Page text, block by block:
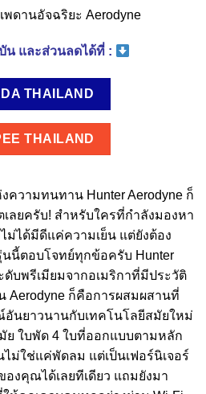
น และส่วนลดได้ที่ :
THAILAND
THAILAND
ความทนทาน Hunter Aerodyne ก็
ลยครับ! สำหรับใครที่กำลังมองหา
ม่ได้มีดีแค่ความเย็น แต่ยังต้อง
นี้ตอบโจทย์ทุกข้อครับ Hunter
บพรีเมียมจากอเมริกาที่มีประวัติ
Aerodyne ก็คือการผสมผสานที่
อันยาวนานกับเทคโนโลยีสมัยใหม่
ย ใบพัด 4 ใบที่ออกแบบตามหลัก
ม่ใช่แค่พัดลม แต่เป็นเฟอร์นิเจอร์
งคุณได้เลยทีเดียว แถมยังมา